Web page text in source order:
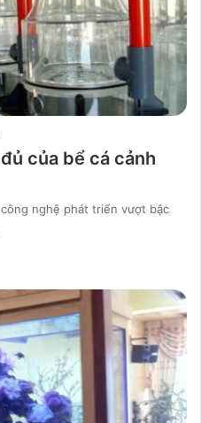
của bể cá cảnh
nghệ phát triển vượt bậc